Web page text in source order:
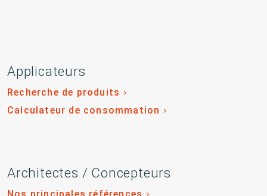
Applicateurs
Recherche de produits
Calculateur de consommation
Architectes / Concepteurs